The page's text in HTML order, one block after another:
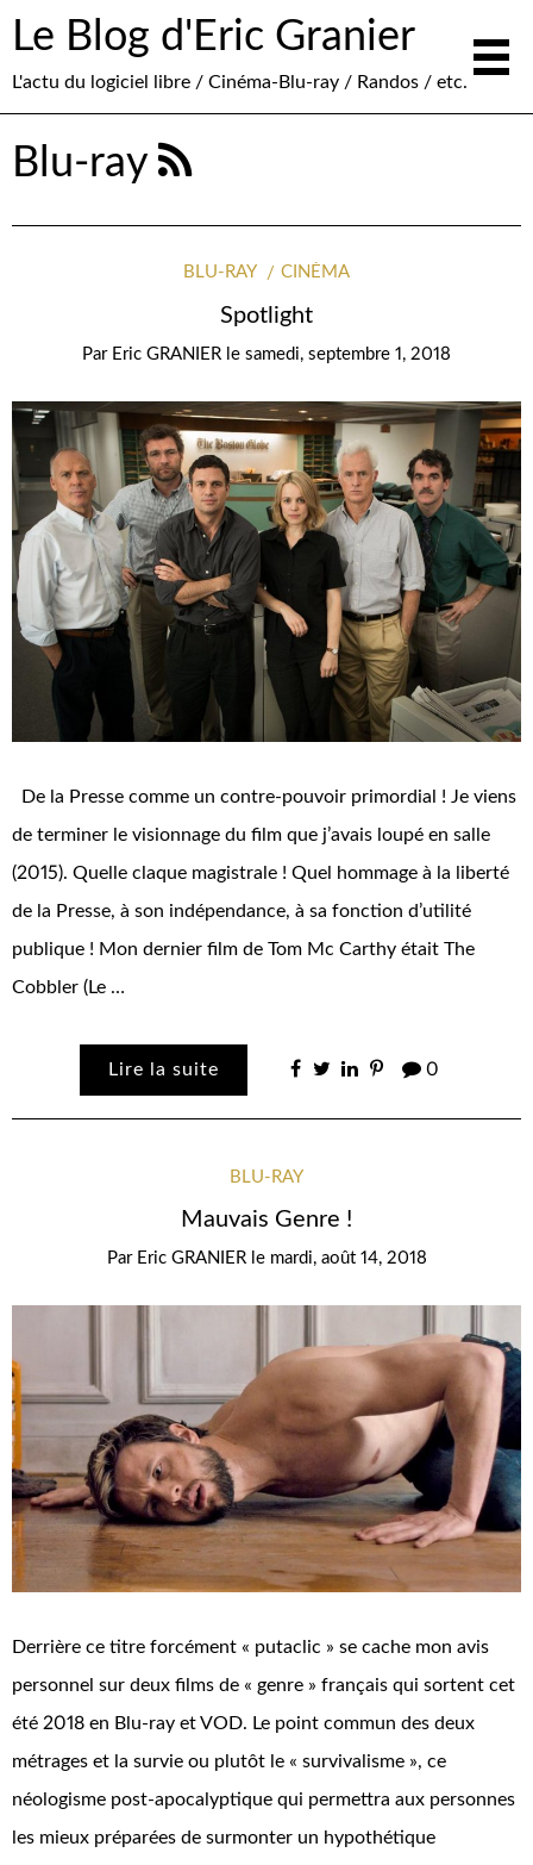
Le Blog d'Eric Granier
L'actu du logiciel libre / Cinéma-Blu-ray / Randos / etc.
Blu-ray
BLU-RAY CINÉMA
Spotlight
Par Eric GRANIER le samedi, septembre 1, 2018
De la Presse comme un contre-pouvoir primordial ! Je viens
de terminer le visionnage du film que j’avais loupé en salle
(2015). Quelle claque magistrale ! Quel hommage à la liberté
de la Presse, à son indépendance, à sa fonction d’utilité
publique ! Mon dernier film de Tom Mc Carthy était The
Cobbler (Le …
Lire la suite 0
BLU-RAY
Mauvais Genre !
Par Eric GRANIER le mardi, août 14, 2018
Derrière ce titre forcément « putaclic » se cache mon avis
personnel sur deux films de « genre » français qui sortent cet
été 2018 en Blu-ray et VOD. Le point commun des deux
métrages et la survie ou plutôt le « survivalisme », ce
néologisme post-apocalyptique qui permettra aux personnes
les mieux préparées de surmonter un hypothétique